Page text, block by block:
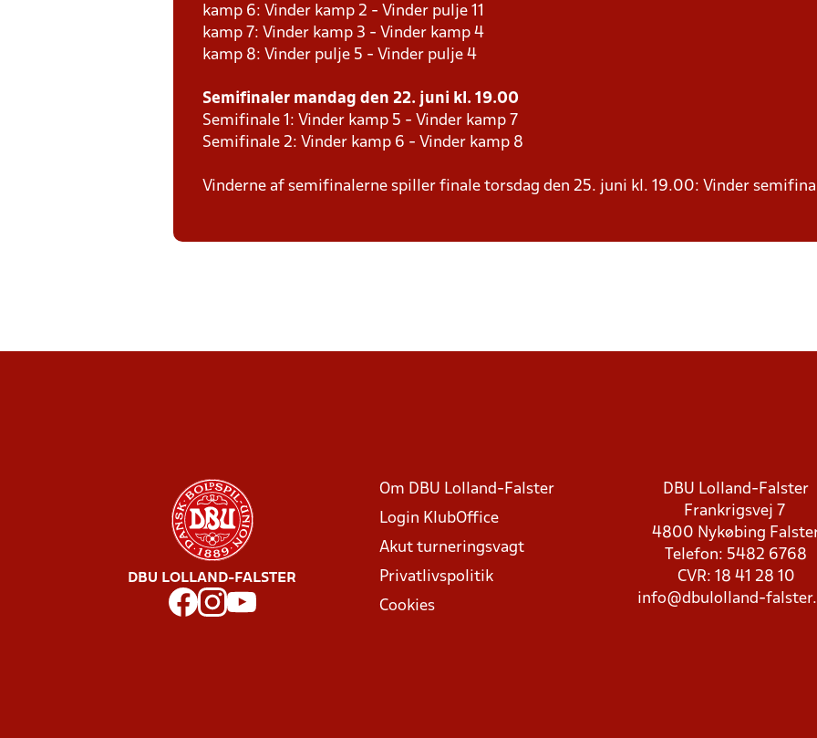
kamp 6: Vinder kamp 2 - Vinder pulje 11
kamp 7: Vinder kamp 3 - Vinder kamp 4
kamp 8: Vinder pulje 5 - Vinder pulje 4
Semifinaler mandag den 22. juni kl. 19.00
Semifinale 1: Vinder kamp 5 - Vinder kamp 7
Semifinale 2: Vinder kamp 6 - Vinder kamp 8
Vinderne af semifinalerne spiller finale torsdag den 25. juni kl. 19.00: Vinder
DBU LOLLAND-FALSTER
Om DBU Lolland-Falster
Login KlubOffice
Akut turneringsvagt
Privatlivspolitik
Cookies
DBU Lolland-Falster
Frankrigsvej 7
4800 Nykøbing
Telefon: 5482 6768
CVR: 18 41 28 10
info@dbulolland-